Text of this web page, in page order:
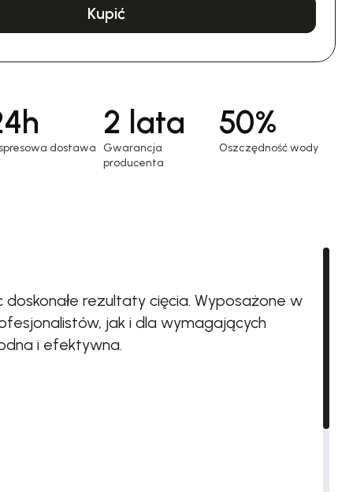
Kupić
dostawa
2 lata
Gwarancja
producenta
50%
Oszczędność wody
rezultaty cięcia. Wyposażone w
jak i dla wymagających
i efektywna.